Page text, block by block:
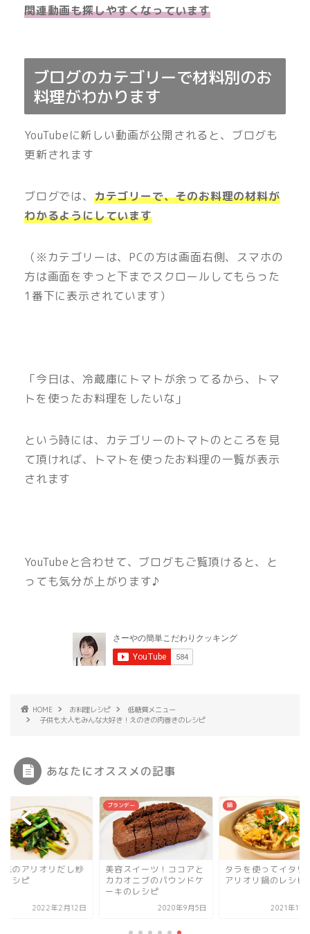
関連動画も探しやすくなっています
ブログのカテゴリーで材料別のお
料理がわかります
YouTubeに新しい動画が公開されると、ブログも
更新されます
ブログでは、 カテゴリーで、そのお料理の材料が
わかるようにしています
（※カテゴリーは、PCの方は画面右側、スマホの
方は画面をずっと下までスクロールしてもらった
1番下に表示されています）
「今日は、冷蔵庫にトマトが余ってるから、トマ
トを使ったお料理をしたいな」
という時には、カテゴリーのトマトのところを見
て頂ければ、トマトを使ったお料理の一覧が表示
されます
YouTubeと合わせて、ブログもご覧頂けると、と
っても気分が上がります♪
HOME お料理レシピ
低糖質メニュー
子供も大人もみんな大好き！えのきの肉巻きのレシピ
あなたにオススメの記事
花のアリオリだし炒
レシピ
2022年2月12日
ブランデー
美容スイーツ！ココアと
カカオニブのパウンドケ
ーキのレシピ
2020年9月5日
鍋
タラを使ってイタリ
アリオリ鍋のレシピ
2021年11